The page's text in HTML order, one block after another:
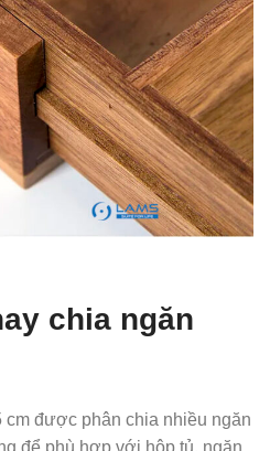
chia ngăn
cm được phân chia nhiều ngăn